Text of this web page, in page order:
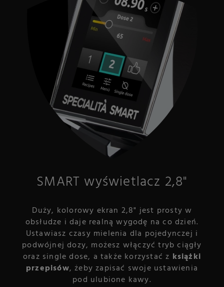
SMART wyświetlacz 2,8"
Duży, kolorowy ekran 2,8" jest prosty w
obsłudze i daje realną wygodę na co dzień.
Ustawiasz czasy mielenia dla pojedynczej i
podwójnej dozy, możesz włączyć tryb ciągły
oraz single dose, a także korzystać z książki
przepisów, żeby zapisać swoje ustawienia
pod ulubione kawy.